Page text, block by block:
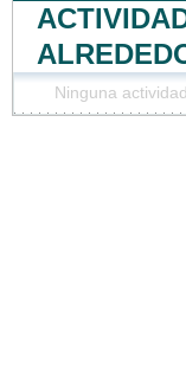
Ninguna